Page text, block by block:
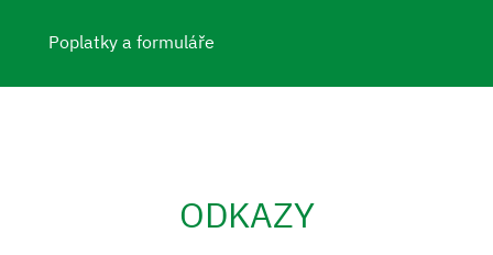
Poplatky a formuláře
ODKAZY